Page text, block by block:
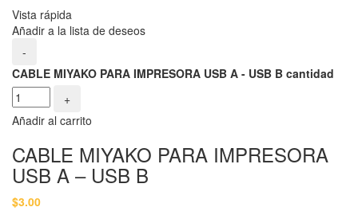
Vista rápida
Añadir a la lista de deseos
-
CABLE MIYAKO PARA IMPRESORA USB A - USB B cantidad
+
Añadir al carrito
CABLE MIYAKO PARA IMPRESORA
USB A – USB B
$3.00